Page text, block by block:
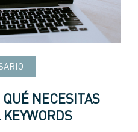
QUÉ NECESITAS